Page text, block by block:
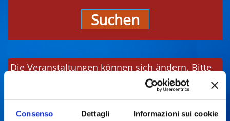
Consenso Dettagli Informazioni sui cookie
Suchen
Die Veranstaltungen können sich ändern. Bitte
kontaktieren Sie die Organisatoren, bevor Sie